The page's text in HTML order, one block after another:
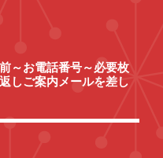
～お電話番号～必要枚
しご案内メールを差し